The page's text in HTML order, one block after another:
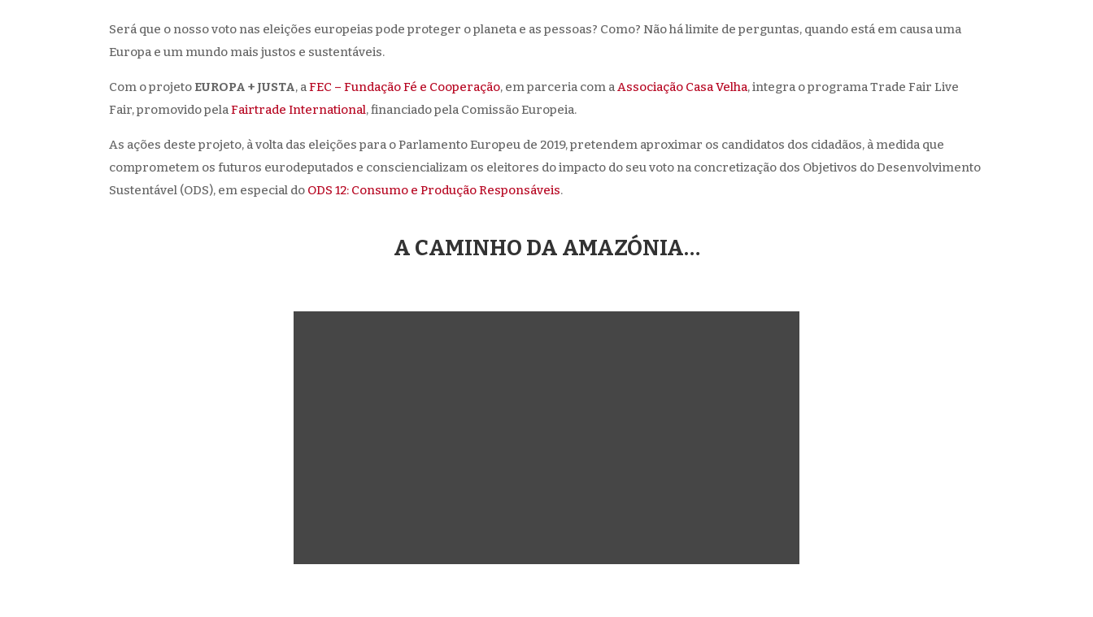
Será que o nosso voto nas eleições europeias pode proteger o planeta e as pessoas? Como? Não há limite de perguntas, quando está em causa uma
Europa e um mundo mais justos e sustentáveis.
Com o projeto EUROPA + JUSTA, aFEC – Fundação Fé e Cooperação, em parceria com aAssociação Casa Velha, integra o programa Trade Fair Live
Fair, promovido pelaFairtrade International, financiado pela Comissão Europeia.
As ações deste projeto, à volta das eleições para o Parlamento Europeu de 2019, pretendem aproximar os candidatos dos cidadãos, à medida que
comprometem os futuros eurodeputados e consciencializam os eleitores do impacto do seu voto na concretização dos Objetivos do Desenvolvimento
Sustentável (ODS), em especial do ODS 12: Consumo e Produção Responsáveis.
A CAMINHO DA AMAZÓNIA…